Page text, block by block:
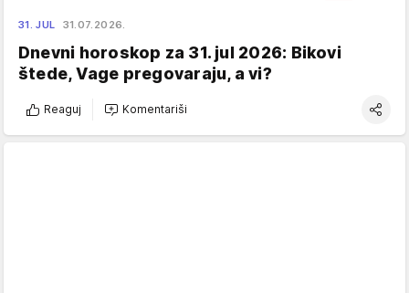
31. JUL 31.07.2026.
Dnevni horoskop za 31. jul 2026: Bikovi
štede, Vage pregovaraju, a vi?
Reaguj Komentariši